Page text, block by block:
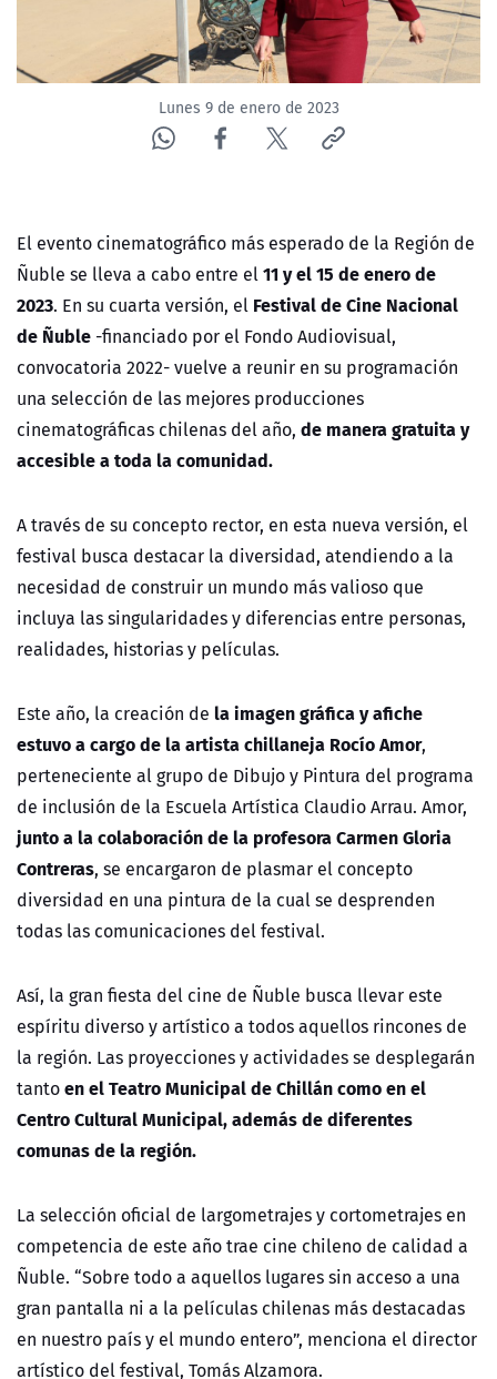
Lunes 9 de enero de 2023
El evento cinematográfico más esperado de la Región de
Ñuble se lleva a cabo entre el11 y el 15 de enero de
2023. En su cuarta versión, el Festival de Cine Nacional
de Ñuble -financiado por el Fondo Audiovisual,
convocatoria 2022- vuelve a reunir en su programación
una selección de las mejores producciones
cinematográficas chilenas del año, de manera gratuita y
accesible a toda la comunidad.
A través de su concepto rector, en esta nueva versión, el
festival busca destacar la diversidad, atendiendo a la
necesidad de construir un mundo más valioso que
incluya las singularidades y diferencias entre personas,
realidades, historias y películas.
Este año, la creación de la imagen gráfica y afiche
estuvo a cargo de la artista chillaneja Rocío Amor,
perteneciente al grupo de Dibujo y Pintura del programa
de inclusión de la Escuela Artística Claudio Arrau. Amor,
junto a la colaboración de la profesora Carmen Gloria
Contreras, se encargaron de plasmar el concepto
diversidad en una pintura de la cual se desprenden
todas las comunicaciones del festival.
Así, la gran fiesta del cine de Ñuble busca llevar este
espíritu diverso y artístico a todos aquellos rincones de
la región. Las proyecciones y actividades se desplegarán
tantoen el Teatro Municipal de Chillán como en el
Centro Cultural Municipal, además de diferentes
comunas de la región.
La selección oficial de largometrajes y cortometrajes en
competencia de este año trae cine chileno de calidad a
Ñuble. “Sobre todo a aquellos lugares sin acceso a una
gran pantalla ni a la películas chilenas más destacadas
en nuestro país y el mundo entero”, menciona el director
artístico del festival, Tomás Alzamora.